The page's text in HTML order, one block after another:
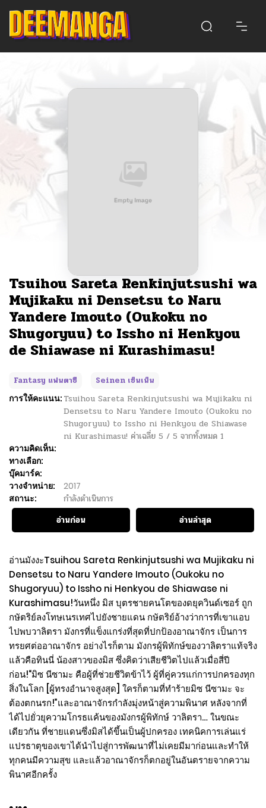
Tsuihou Sareta Renkinjutsushi wa
Mujikaku ni Densetsu to Naru
Yandere Imouto (Oukoku no
Shugoryuu) to Issho ni Henkyou
de Shiawase ni Kurashimasu!
Fantasy แฟนตาซี
Seinen เซ็นเน็น
การให้คะแนน: Tsuihou Sareta Renkinjutsushi wa Mujikaku ni
Densetsu to Naru Yandere Imouto (Oukoku no
Shugoryuu) to Issho ni Henkyou de Shiawase
ni Kurashimasu! ค่าเฉลี่ย 5 / 5 จากทั้งหมด 1
ความคิดเห็น:
ทางเลือก:
บุ๊คมาร์ค:
วางจำหน่าย:
2017
สถานะ:
กำลังดำเนินการ
อ่านก่อน
อ่านล่าสุด
อ่านมังงะTsuihou Sareta Renkinjutsushi wa Mujikaku ni
Densetsu to Naru Yandere Imouto (Oukoku no
Shugoryuu) to Issho ni Henkyou de Shiawase ni
Kurashimasu!วันหนึ่ง มิส บุตรชายคนโตของดยุควินด์เซอร์ ถูก
กษัตริย์ลงโทษเนรเทศไปยังชายแดน กษัตริย์อ้างว่าการที่เขาแอบ
ไปพบวาลิตรา มังกรที่แข็งแกร่งที่สุดที่ปกป้องอาณาจักร เป็นการ
ทรยศต่ออาณาจักร อย่างไรก็ตาม มังกรผู้พิทักษ์ของวาลิตราแท้จริง
แล้วคือทินนี่ น้องสาวของมิส ซึ่งคิดว่าเสียชีวิตไปแล้วเมื่อสี่ปี
ก่อน!“มิซ นีซามะ คือผู้ที่ช่วยชีวิตข้าไว้ ผู้ที่คู่ควรแก่การปกครองทุก
สิ่งในโลก [ผู้ทรงอำนาจสูงสุด] ใครก็ตามที่ทำร้ายมิซ นีซามะ จะ
ต้องตกนรก!”และอาณาจักรกำลังมุ่งหน้าสู่ความพินาศ หลังจากที่
ได้ไปยั่วยุความโกรธแค้นของมังกรผู้พิทักษ์ วาลิตรา… ในขณะ
เดียวกัน ที่ชายแดนซึ่งมิสได้ขึ้นเป็นผู้ปกครอง เทคนิคการเล่นแร่
แปรธาตุของเขาได้นำไปสู่การพัฒนาที่ไม่เคยมีมาก่อนและทำให้
ทุกคนมีความสุข และแล้วอาณาจักรก็ตกอยู่ในอันตรายจากความ
พินาศอีกครั้ง